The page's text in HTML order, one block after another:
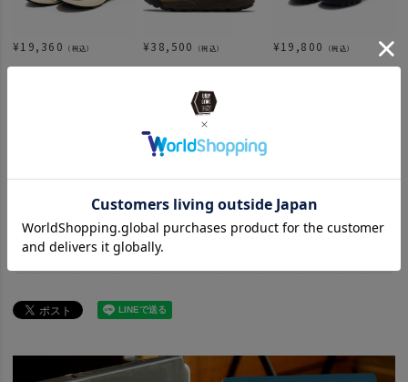
¥19,360 （税込） ¥38,500 （税込） ¥19,800 （税込）
（税込） ¥16,940（税込） ¥23,100
関連カテゴリ
ITEM アパレル 靴 靴下
2026 SUMMER SALE APPAREL